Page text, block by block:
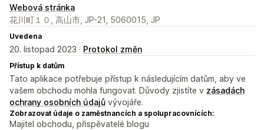
Webová stránka
花川町１０, 高山市, JP-21, 5060015, JP
Uvedena
20. listopad 2023 · Protokol změn
Přístup k datům
Tato aplikace potřebuje přístup k následujícím datům, aby ve
vašem obchodu mohla fungovat. Důvody zjistíte v zásadách
ochrany osobních údajů vývojáře.
Zobrazovat údaje o zaměstnancích a spolupracovnících:
Majitel obchodu, přispěvatelé blogu